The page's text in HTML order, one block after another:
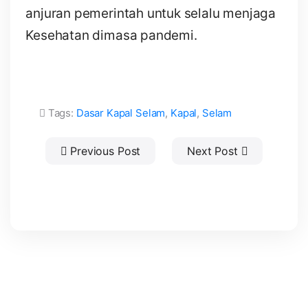
anjuran pemerintah untuk selalu menjaga
Kesehatan dimasa pandemi.
Tags: Dasar Kapal Selam, Kapal, Selam
Previous Post Next Post